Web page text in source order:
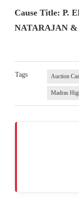
Cause Title: P.
NATARAJAN &
Tags Auction
Madras